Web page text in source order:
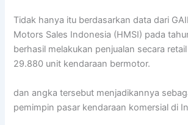
Tidak hanya itu berdasarkan data dari
Motors Sales Indonesia (HMSI) pada
berhasil melakukan penjualan secara
29.880 unit kendaraan bermotor.
dan angka tersebut menjadikannya
pemimpin pasar kendaraan komersial di